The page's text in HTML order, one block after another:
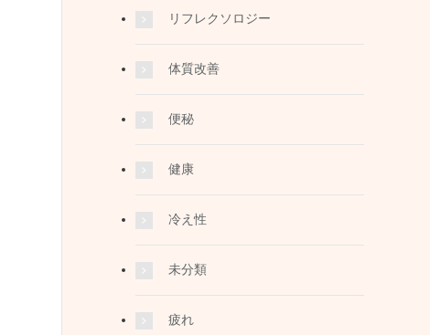
リフレクソロジー
体質改善
便秘
健康
冷え性
未分類
疲れ